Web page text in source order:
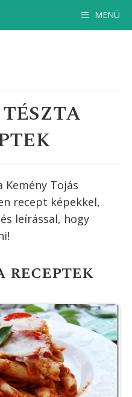
MENÜ
Tojás
recept képekkel,
leírással, hogy
receptek